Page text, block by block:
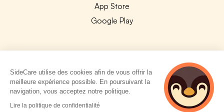
App Store
Google Play
© 2026 SideCare. Tous droits réservés.
SideCare utilise des cookies afin de vous offrir la
meilleure expérience possible. En poursuivant la
navigation, vous acceptez notre politique.
Lire la politique de confidentialité
4 personnes